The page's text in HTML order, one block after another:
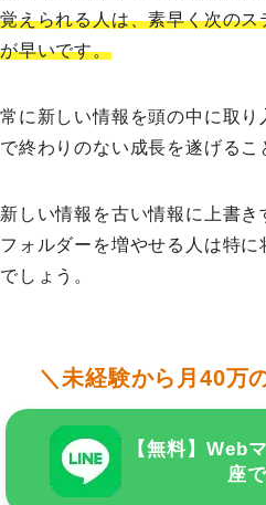
覚えられる人は、素早く次の
が早いです。
常に新しい情報を頭の中に取り
で終わりのない成長を遂げるこ
新しい情報を古い情報に上書
フォルダーを増やせる人は特
でしょう。
＼未経験から月40万
【無料】Web
座